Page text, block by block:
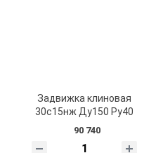
Задвижка клиновая
30с15нж Ду150 Ру40
90 740